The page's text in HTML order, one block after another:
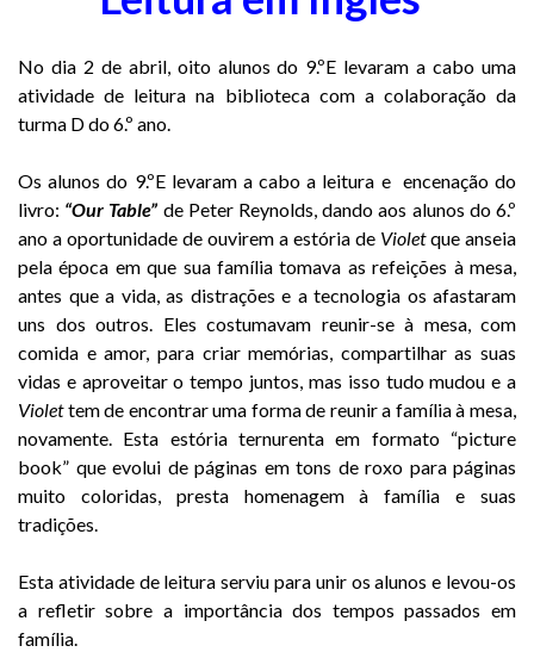
No dia 2 de abril, oito alunos do 9.ºE levaram a cabo uma
atividade de leitura na biblioteca com a colaboração da
turma D do 6.º ano.
Os alunos do 9.ºE levaram a cabo a leitura e encenação do
livro: “Our Table” de Peter Reynolds, dando aos alunos do 6.º
ano a oportunidade de ouvirem a estória de Violetque anseia
pela época em que sua família tomava as refeições à mesa,
antes que a vida, as distrações e a tecnologia os afastaram
uns dos outros. Eles costumavam reunir-se à mesa, com
comida e amor, para criar memórias, compartilhar as suas
vidas e aproveitar o tempo juntos, mas isso tudo mudou e a
Violettem de encontrar uma forma de reunir a família à mesa,
novamente. Esta estória ternurenta em formato “picture
book” que evolui de páginas em tons de roxo para páginas
muito coloridas, presta homenagem à família e suas
tradições.
Esta atividade de leitura serviu para unir os alunos e levou-os
a refletir sobre a importância dos tempos passados em
família.